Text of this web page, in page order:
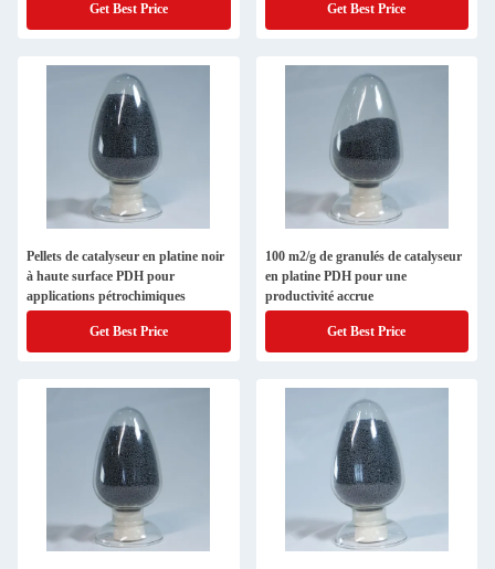
Get Best Price Get Best Price
Pellets de catalyseur en platine noir
à haute surface PDH pour
applications pétrochimiques
Get Best Price
100 m2/g de granulés de catalyseur
en platine PDH pour une
productivité accrue
Get Best Price